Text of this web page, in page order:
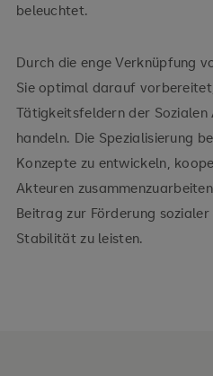
beleuchtet.
Durch die enge Verknüpfung
Sie optimal darauf
Tätigkeitsfeldern der
handeln. Die Spezialisierung
Konzepte zu entwickeln,
Akteuren
Beitrag zur Förderung
Stabilität zu leisten.